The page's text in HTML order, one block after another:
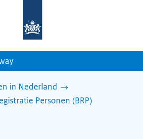
homepage
in Nederland
Personen (BRP)